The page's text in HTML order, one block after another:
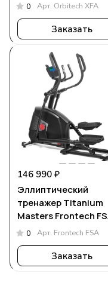
0 Арт. Orbitech XFA
Заказать
146 990 ₽
Эллиптический
тренажер Titanium
Masters Frontech
0 Арт. Frontech FSA
Заказать